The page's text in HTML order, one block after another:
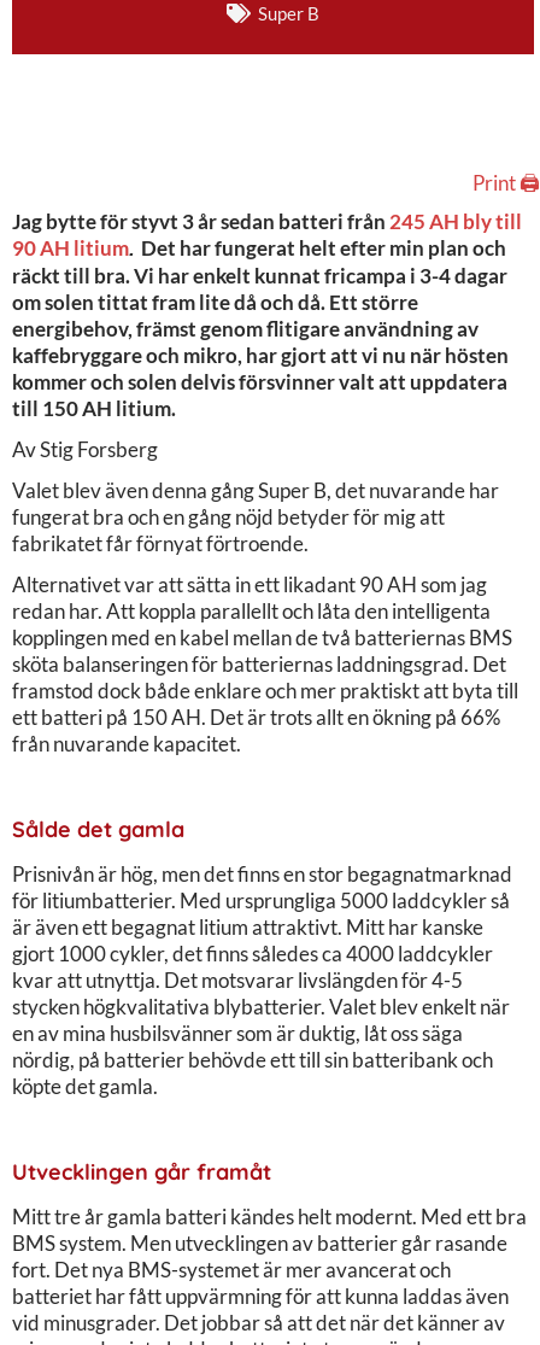
Super B
Print 🖨
Jag bytte för styvt 3 år sedan batteri från 245 AH bly till
90 AH litium. Det har fungerat helt efter min plan och
räckt till bra. Vi har enkelt kunnat fricampa i 3-4 dagar
om solen tittat fram lite då och då. Ett större
energibehov, främst genom flitigare användning av
kaffebryggare och mikro, har gjort att vi nu när hösten
kommer och solen delvis försvinner valt att uppdatera
till 150 AH litium.
Av Stig Forsberg
Valet blev även denna gång Super B, det nuvarande har
fungerat bra och en gång nöjd betyder för mig att
fabrikatet får förnyat förtroende.
Alternativet var att sätta in ett likadant 90 AH som jag
redan har. Att koppla parallellt och låta den intelligenta
kopplingen med en kabel mellan de två batteriernas BMS
sköta balanseringen för batteriernas laddningsgrad. Det
framstod dock både enklare och mer praktiskt att byta till
ett batteri på 150 AH. Det är trots allt en ökning på 66%
från nuvarande kapacitet.
Sålde det gamla
Prisnivån är hög, men det finns en stor begagnatmarknad
för litiumbatterier. Med ursprungliga 5000 laddcykler så
är även ett begagnat litium attraktivt. Mitt har kanske
gjort 1000 cykler, det finns således ca 4000 laddcykler
kvar att utnyttja. Det motsvarar livslängden för 4-5
stycken högkvalitativa blybatterier. Valet blev enkelt när
en av mina husbilsvänner som är duktig, låt oss säga
nördig, på batterier behövde ett till sin batteribank och
köpte det gamla.
Utvecklingen går framåt
Mitt tre år gamla batteri kändes helt modernt. Med ett bra
BMS system. Men utvecklingen av batterier går rasande
fort. Det nya BMS-systemet är mer avancerat och
batteriet har fått uppvärmning för att kunna laddas även
vid minusgrader. Det jobbar så att det när det känner av